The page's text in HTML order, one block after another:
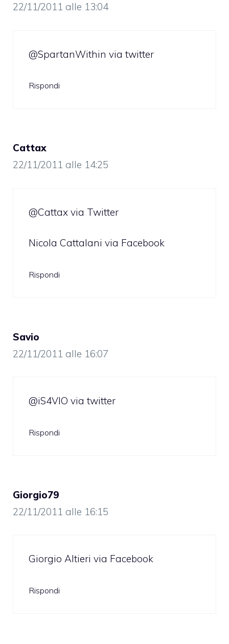
22/11/2011 alle 13:04
@SpartanWithin via twitter
Rispondi
Cattax
22/11/2011 alle 14:25
@Cattax via Twitter
Nicola Cattalani via Facebook
Rispondi
Savio
22/11/2011 alle 16:07
@iS4VIO via twitter
Rispondi
Giorgio79
22/11/2011 alle 16:15
Giorgio Altieri via Facebook
Rispondi